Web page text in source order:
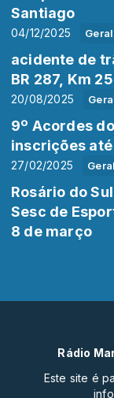
Santiago
Geral
04/12/2025
acidente de
BR 287, Km
20/08/2025
9º Acordes
inscrições
Geral
27/02/2025
Rosário do
Sesc de
8 de março
Rádio
Este site é